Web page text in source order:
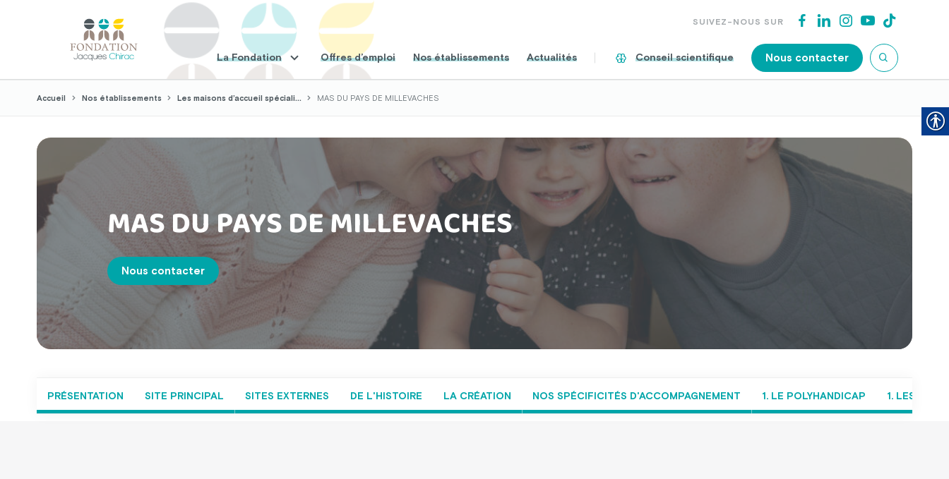
SUIVEZ-NOUS SUR
La Fondation Offres d’emploi Nos établissements Actualités Conseil scientifique Nous contacter
Accueil Nos établissements Les maisons d’accueil spéciali... MAS DU PAYS DE MILLEVACHES
MAS DU PAYS DE MILLEVACHES
Nous contacter
PRÉSENTATION SITE PRINCIPAL SITES EXTERNES DE L'HISTOIRE LA CRÉATION NOS SPÉCIFICITÉS D'ACCOMPAGNEMENT 1. LE POLYHANDICAP 1. LES